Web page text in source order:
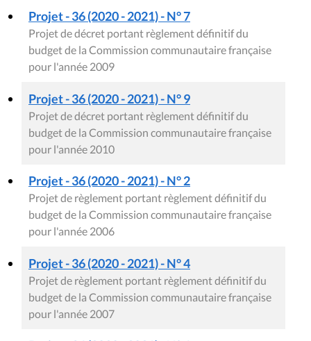
Projet - 36 (2020 - 2021) - N° 7
Projet de décret portant règlement définitif du
budget de la Commission communautaire française
pour l'année 2009
Projet - 36 (2020 - 2021) - N° 9
Projet de décret portant règlement définitif du
budget de la Commission communautaire française
pour l'année 2010
Projet - 36 (2020 - 2021) - N° 2
Projet de règlement portant règlement définitif du
budget de la Commission communautaire française
pour l'année 2006
Projet - 36 (2020 - 2021) - N° 4
Projet de règlement portant règlement définitif du
budget de la Commission communautaire française
pour l'année 2007